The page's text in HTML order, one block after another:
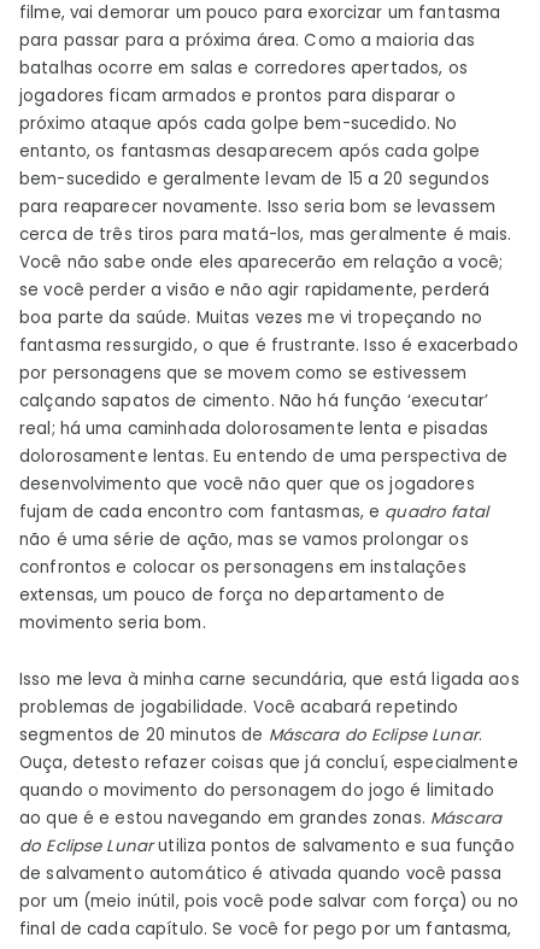
filme, vai demorar um pouco para exorcizar um fantasma
para passar para a próxima área. Como a maioria das
batalhas ocorre em salas e corredores apertados, os
jogadores ficam armados e prontos para disparar o
próximo ataque após cada golpe bem-sucedido. No
entanto, os fantasmas desaparecem após cada golpe
bem-sucedido e geralmente levam de 15 a 20 segundos
para reaparecer novamente. Isso seria bom se levassem
cerca de três tiros para matá-los, mas geralmente é mais.
Você não sabe onde eles aparecerão em relação a você;
se você perder a visão e não agir rapidamente, perderá
boa parte da saúde. Muitas vezes me vi tropeçando no
fantasma ressurgido, o que é frustrante. Isso é exacerbado
por personagens que se movem como se estivessem
calçando sapatos de cimento. Não há função ‘executar’
real; há uma caminhada dolorosamente lenta e pisadas
dolorosamente lentas. Eu entendo de uma perspectiva de
desenvolvimento que você não quer que os jogadores
fujam de cada encontro com fantasmas, e quadro fatal
não é uma série de ação, mas se vamos prolongar os
confrontos e colocar os personagens em instalações
extensas, um pouco de força no departamento de
movimento seria bom.
Isso me leva à minha carne secundária, que está ligada aos
problemas de jogabilidade. Você acabará repetindo
segmentos de 20 minutos de Máscara do Eclipse Lunar.
Ouça, detesto refazer coisas que já concluí, especialmente
quando o movimento do personagem do jogo é limitado
ao que é e estou navegando em grandes zonas. Máscara
do Eclipse Lunarutiliza pontos de salvamento e sua função
de salvamento automático é ativada quando você passa
por um (meio inútil, pois você pode salvar com força) ou no
final de cada capítulo. Se você for pego por um fantasma,